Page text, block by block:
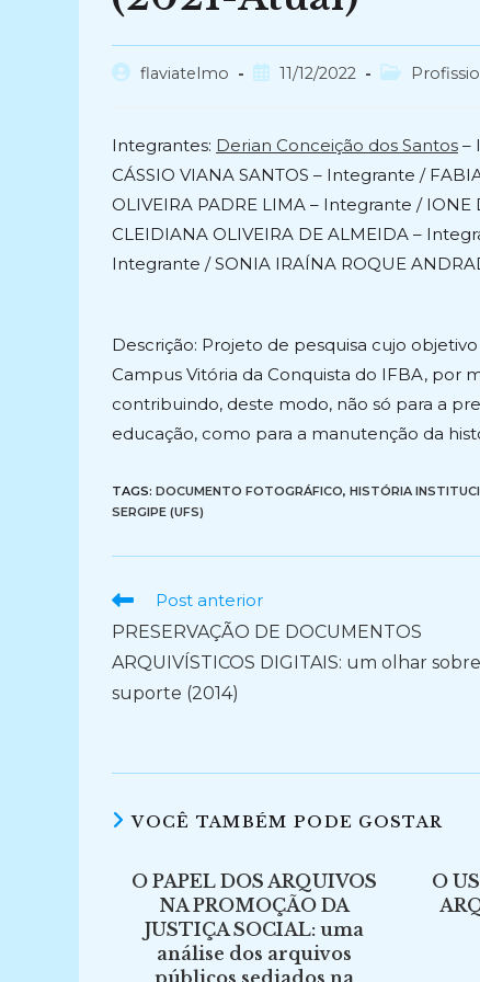
Autorflaviatelmo
Post11/12/2022
Categoria
Integrantes: Derian Conceição dos Santos –
CÁSSIO VIANA SANTOS – Integrante /
OLIVEIRA PADRE LIMA – Integrante /
CLEIDIANA OLIVEIRA DE ALMEIDA –
Integrante / SONIA IRAÍNA ROQUE
Descrição: Projeto de pesquisa cujo
Campus Vitória da Conquista do IFBA, por
contribuindo, deste modo, não só para a
educação, como para a manutenção da
TAGS: DOCUMENTO FOTOGRÁFICO, HISTÓRIA
SERGIPE (UFS)
Ler
artigos
Post anterior
PRESERVAÇÃO DE DOCUMENTOS
ARQUIVÍSTICOS DIGITAIS: um olhar
suporte (2014)
VOCÊ TAMBÉM PODE GOSTAR
O PAPEL DOS ARQUIVOS
NA PROMOÇÃO DA
JUSTIÇA SOCIAL: uma
análise dos arquivos
públicos sediados na
O